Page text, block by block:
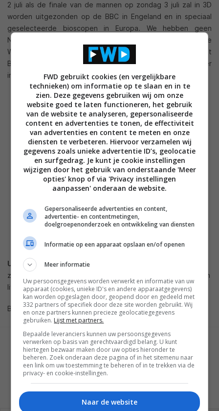
2 juli als de finale van de mannen op zondag 3 juli zal in 3D
worden uitgezonden op de BBC in Engeland en in speciaal
geselecteerde bioscopen in Europa. We hebben geen
Nederlandse bioscopen en kanalen kunnen vinden die
Wimbledon in
3D uitzendendus we moeten het doen met
BBC HD. Bekijk na de break de, wederom, zeer
indrukwekkende commercial van Sony.
Update 30/06 16.50:Sport1 abonnees kunnen via Ziggo op
zondag 3 juli de finale van het herenenkelspel van Wimbledon
live in 3D bekijken op kanaal 15.
Bron: FlatpanelsHD
GESCHREVEN DOOR
MARTIJN CHEL
FWD gebruikt cookies (en vergelijkbare
technieken) om informatie op te slaan en in te
zien. Deze gegevens gebruiken wij om onze
website goed te laten functioneren, het gebruik
van de website te analyseren, gepersonaliseerde
content en advertenties te tonen, de effectiviteit
van advertenties en content te meten en onze
diensten te verbeteren. Hiervoor verzamelen wij
gegevens zoals unieke advertentie ID’s, geolocatie
en surfgedrag. Je kunt je cookie instellingen
wijzigen door het gebruik van onderstaande 'Meer
opties' knop of via 'Privacy instellingen
aanpassen' onderaan de website.
Gepersonaliseerde advertenties en content,
advertentie- en contentmetingen,
doelgroepenonderzoek en ontwikkeling van diensten
Informatie op een apparaat opslaan en/of openen
Meer informatie
Uw persoonsgegevens worden verwerkt en informatie van uw
apparaat (cookies, unieke ID's en andere apparaatgegevens)
kan worden opgeslagen door, geopend door en gedeeld met
332 partners of specifiek door deze site worden gebruikt. Wij
en onze partners kunnen precieze geolocatiegegevens
gebruiken. Lijst met partners.
Bepaalde leveranciers kunnen uw persoonsgegevens
verwerken op basis van gerechtvaardigd belang. U kunt
hiertegen bezwaar maken door uw opties hieronder te
beheren. Zoek onderaan deze pagina of in het sitemenu naar
een link om uw toestemming te beheren of in te trekken via de
privacy- en cookie-instellingen.
Naar de website